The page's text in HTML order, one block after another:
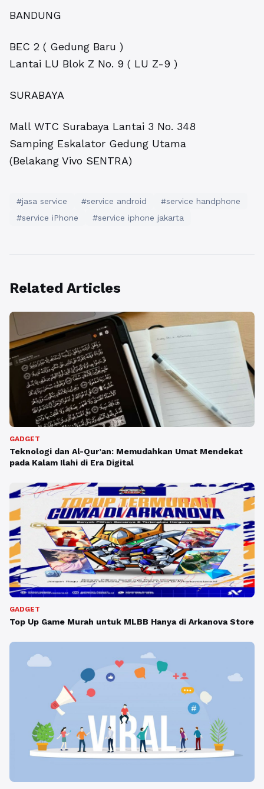
BANDUNG
BEC 2 ( Gedung Baru )
Lantai LU Blok Z No. 9 ( LU Z-9 )
SURABAYA
Mall WTC Surabaya Lantai 3 No. 348
Samping Eskalator Gedung Utama
(Belakang Vivo SENTRA)
#jasa service #service android
#service handphone
#service iPhone
#service iphone jakarta
Related Articles
GADGET
Teknologi dan Al-Qur’an: Memudahkan Umat Mendekat
pada Kalam Ilahi di Era Digital
GADGET
Top Up Game Murah untuk MLBB Hanya di Arkanova Store